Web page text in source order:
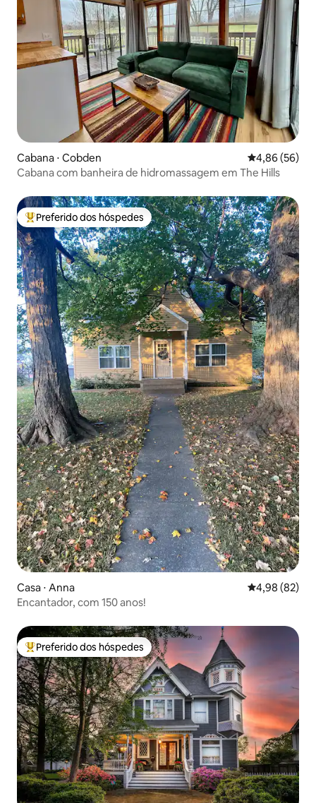
Cabana ⋅ Cobden 4,86 de uma
4,86 (56)
Cabana com banheira de hidromassagem em The Hills
Entre os melhores preferidos dos hóspedes
Preferido dos hóspedes
Casa ⋅ Anna 4,98 de uma
4,98 (82)
Encantador, com 150 anos!
Entre os melhores preferidos dos hóspedes
Preferido dos hóspedes